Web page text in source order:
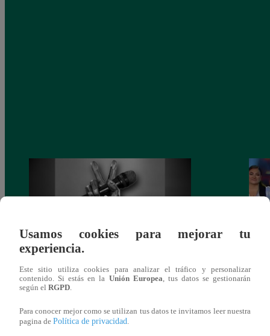
Muere exparticipante de La Voz Colombia
tras denunciar negligencia médica
La
Usamos cookies para mejorar tu
experiencia.
Este sitio utiliza cookies para analizar el tráfico y personalizar
contenido. Si estás en la Unión Europea , tus datos se gestionarán
según el RGPD
Para conocer mejor como se utilizan tus datos te invitamos leer nuestra
pagina de Política de privacidad